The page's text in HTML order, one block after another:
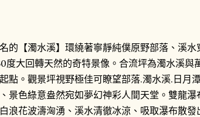
的【濁水溪】環繞著寧靜純僕原野部落、溪
度大回轉天然的奇特景像。合流坪為濁水溪
點。觀景坪視野極佳可瞭望部落.濁水溪.日月
景色綠意盎然宛如夢幻神彩人間天堂。雙龍
浪花波濤洶湧、溪水清徹冰涼、吸取瀑布散